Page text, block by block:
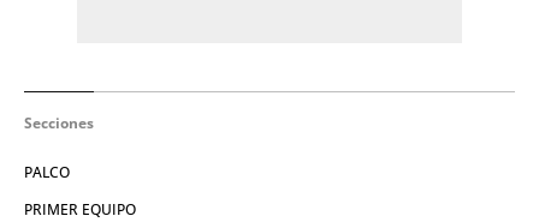
Secciones
PALCO
PRIMER EQUIPO